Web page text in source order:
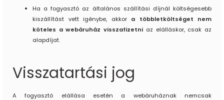
Ha a fogyasztó az általános szállítási díjnál költségesebb
kiszállítást vett igénybe, akkor a többletköltséget nem
köteles a webáruház visszafizetni az elálláskor, csak az
alapdíjat.
Visszatartási jog
A fogyasztó elállása esetén a webáruháznak nemcsak